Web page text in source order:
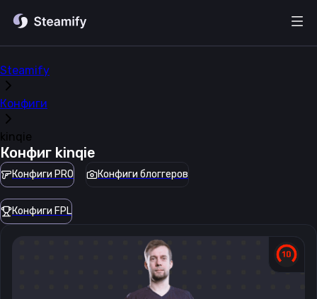
Steamify
Конфиги
kinqie
Конфиг kinqie
Конфиги PRO Конфиги блоггеров
Конфиги FPL